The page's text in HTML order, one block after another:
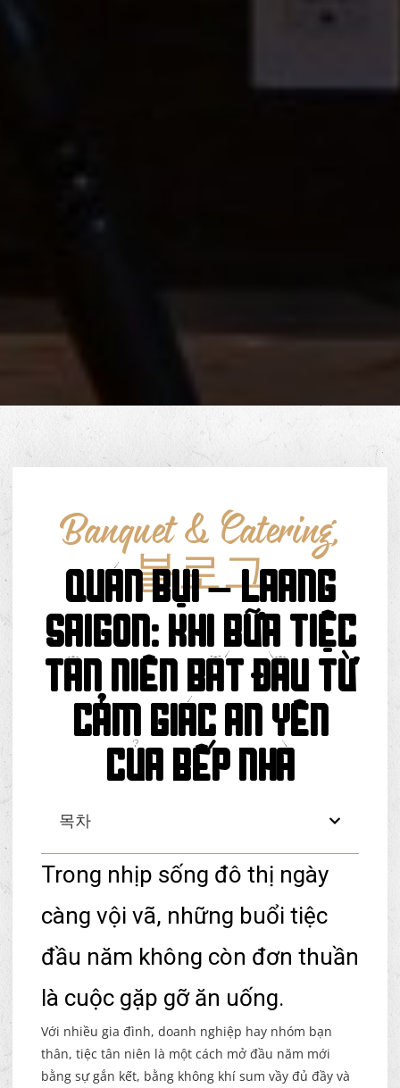
Banquet & Catering,
블로그
Quán Bụi – Laang
Saigon: Khi bữa tiệc
tân niên bắt đầu từ
cảm giác an yên
của bếp nhà
목차
Trong nhịp sống đô thị ngày
càng vội vã, những buổi tiệc
đầu năm không còn đơn thuần
là cuộc gặp gỡ ăn uống.
Với nhiều gia đình, doanh nghiệp hay nhóm bạn
thân, tiệc tân niên là một cách mở đầu năm mới
bằng sự gắn kết, bằng không khí sum vầy đủ đầy và